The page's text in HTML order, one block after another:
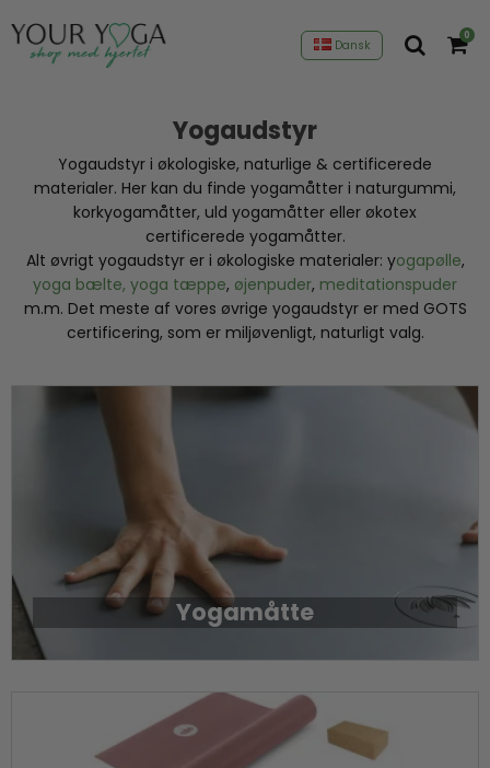
Dansk
0
Yogaudstyr
Yogaudstyr i økologiske, naturlige & certificerede
materialer. Her kan du finde yogamåtter i naturgummi,
korkyogamåtter, uld yogamåtter eller økotex
certificerede yogamåtter.
Alt øvrigt yogaudstyr er i økologiske materialer: yogapølle,
yoga bælte, yoga tæppe, øjenpuder, meditationspuder
m.m. Det meste af vores øvrige yogaudstyr er med GOTS
certificering, som er miljøvenligt, naturligt valg.
Yogamåtte